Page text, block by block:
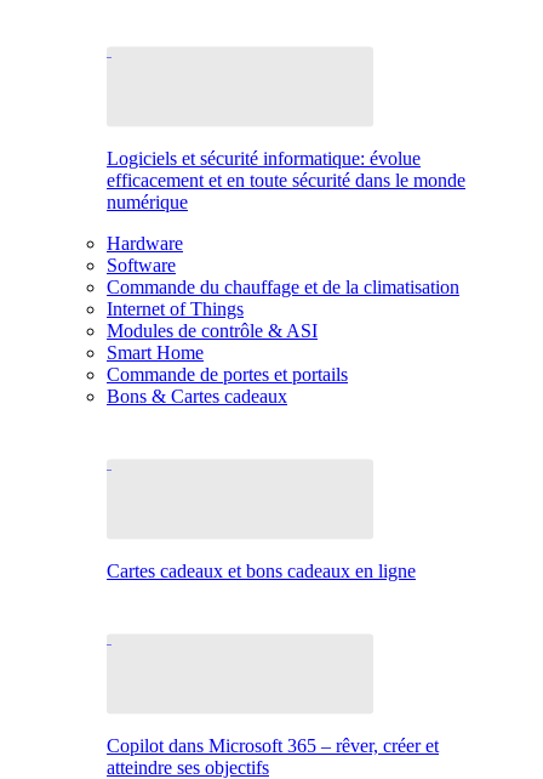
Logiciels et sécurité informatique: évolue
efficacement et en toute sécurité dans le monde
numérique
Hardware
Software
Commande du chauffage et de la climatisation
Internet of Things
Modules de contrôle & ASI
Smart Home
Commande de portes et portails
Bons & Cartes cadeaux
Cartes cadeaux et bons cadeaux en ligne
Copilot dans Microsoft 365 – rêver, créer et
atteindre ses objectifs